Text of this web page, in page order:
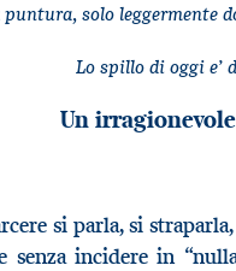
solo leggermente
Lo spillo di oggi e’
Un
si parla, si
senza incidere in